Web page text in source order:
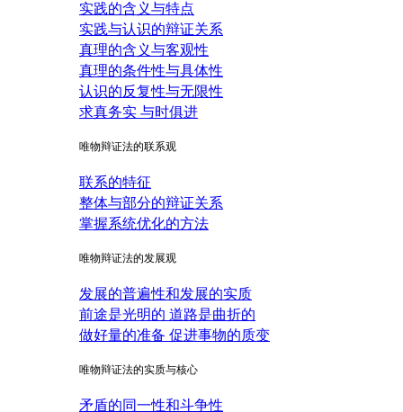
实践的含义与特点
实践与认识的辩证关系
真理的含义与客观性
真理的条件性与具体性
认识的反复性与无限性
求真务实 与时俱进
唯物辩证法的联系观
联系的特征
整体与部分的辩证关系
掌握系统优化的方法
唯物辩证法的发展观
发展的普遍性和发展的实质
前途是光明的 道路是曲折的
做好量的准备 促进事物的质变
唯物辩证法的实质与核心
矛盾的同一性和斗争性